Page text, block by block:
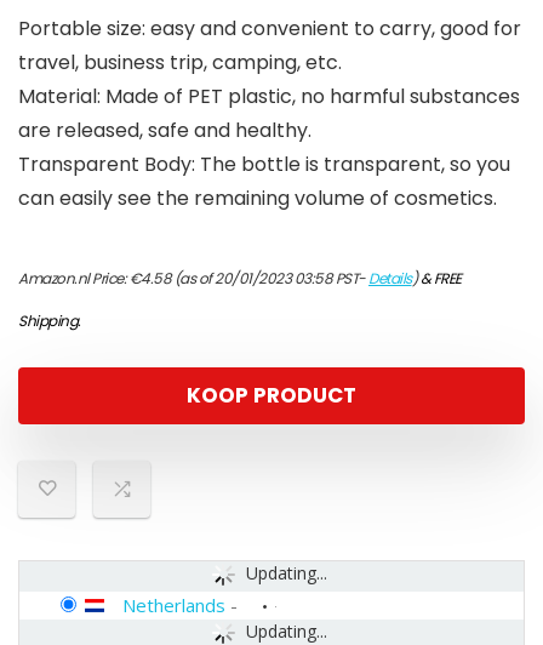
Portable size: easy and convenient to carry, good for
travel, business trip, camping, etc.
Material: Made of PET plastic, no harmful substances
are released, safe and healthy.
Transparent Body: The bottle is transparent, so you
can easily see the remaining volume of cosmetics.
Amazon.nl Price:€4.58(as of 20/01/2023 03:58 PST-Details)&FREE
Shipping.
KOOP PRODUCT
Updating...
Updating...
Netherlands -